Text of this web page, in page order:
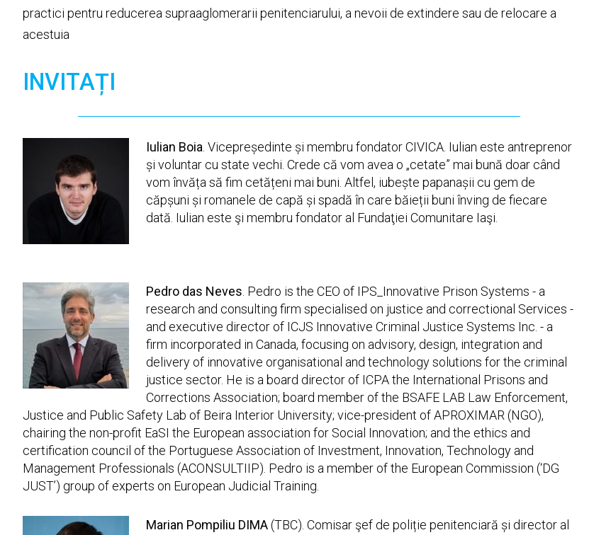
practici pentru reducerea supraaglomerarii penitenciarului, a nevoii de extindere sau de relocare a
acestuia
INVITAȚI
Iulian Boia . Vicepreședinte și membru fondator CIVICA. Iulian este antreprenor
și voluntar cu state vechi. Crede că vom avea o „cetate” mai bună doar când
vom învăța să fim cetățeni mai buni. Altfel, iubește papanașii cu gem de
căpșuni și romanele de capă și spadă în care băieții buni înving de fiecare
dată. Iulian este şi membru fondator al Fundaţiei Comunitare Iaşi.
Pedro das Neves . Pedro is the CEO of IPS_Innovative Prison Systems - a
research and consulting firm specialised on justice and correctional Services -
and executive director of ICJS Innovative Criminal Justice Systems Inc. - a
firm incorporated in Canada, focusing on advisory, design, integration and
delivery of innovative organisational and technology solutions for the criminal
justice sector. He is a board director of ICPA the International Prisons and
Corrections Association; board member of the BSAFE LAB Law Enforcement,
Justice and Public Safety Lab of Beira Interior University; vice-president of APROXIMAR (NGO),
chairing the non-profit EaSI the European association for Social Innovation; and the ethics and
certification council of the Portuguese Association of Investment, Innovation, Technology and
Management Professionals (ACONSULTIIP). Pedro is a member of the European Commission (‘DG
JUST’) group of experts on European Judicial Training.
Marian Pompiliu DIMA(TBC). Comisar şef de poliție penitenciară și director al